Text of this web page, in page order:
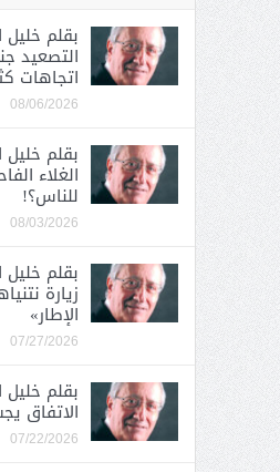
بقلم خليل
التصعيد
اتجاهات
08/06/2026
بقلم
الغلاء
للناس؟!
08/03/2026
بقلم خليل
زيارة
الإطار»
07/27/2026
بقلم خليل
الاتفاق
07/22/2026